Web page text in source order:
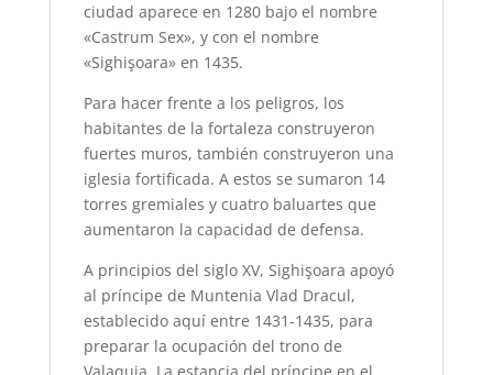
ciudad aparece en 1280 bajo el nombre
«Castrum Sex», y con el nombre
«Sighişoara» en 1435.
Para hacer frente a los peligros, los
habitantes de la fortaleza construyeron
fuertes muros, también construyeron una
iglesia fortificada. A estos se sumaron 14
torres gremiales y cuatro baluartes que
aumentaron la capacidad de defensa.
A principios del siglo XV, Sighişoara apoyó
al príncipe de Muntenia Vlad Dracul,
establecido aquí entre 1431-1435, para
preparar la ocupación del trono de